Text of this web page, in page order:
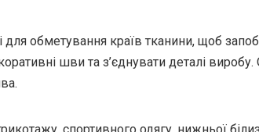
обметування країв тканини, щоб
шви та з’єднувати деталі